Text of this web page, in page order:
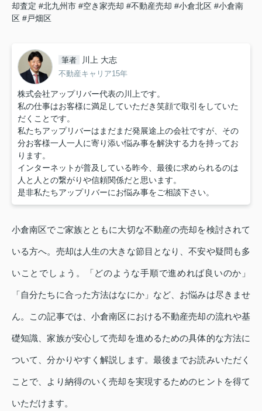
却査定 #北九州市 #空き家売却 #不動産売却 #小倉北区 #小倉南
区 #戸畑区
筆者 川上 大志
不動産キャリア15年
株式会社アップリバー代表の川上です。
私の仕事はお客様に満足していただき笑顔で取引をしていた
だくことです。
私たちアップリバーはまだまだ発展途上の会社ですが、その
分お客様一人一人に寄り添い悩み事を解決する力を持ってお
ります。
インターネットが普及している昨今、最後に求められるのは
人と人との繋がりや信頼関係だと思います。
是非私たちアップリバーにお悩み事をご相談下さい。
小倉南区でご家族とともに大切な不動産の売却を検討されて
いる方へ。売却は人生の大きな節目となり、不安や疑問も多
いことでしょう。「どのような手順で進めれば良いのか」
「自分たちに合った方法はなにか」など、お悩みは尽きませ
ん。この記事では、小倉南区における不動産売却の流れや基
礎知識、家族が安心して売却を進めるための具体的な方法に
ついて、分かりやすく解説します。最後までお読みいただく
ことで、より納得のいく売却を実現するためのヒントを得て
いただけます。